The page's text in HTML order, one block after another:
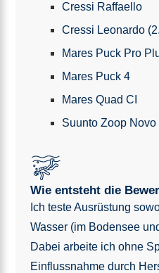
Cressi Raffaello
Cressi Leonardo
Mares Puck Pro
Mares Puck 4
Mares Quad CI
Suunto Zoop Novo
Wie entsteht die
Ich teste Ausrüstung
Wasser (im Bodensee
Dabei arbeite ich ohne
Einflussnahme durch